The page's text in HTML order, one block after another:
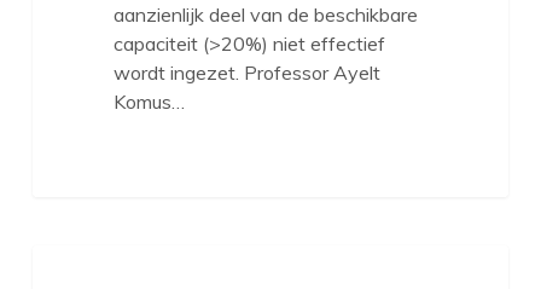
aanzienlijk deel van de beschikbare
capaciteit (>20%) niet effectief
wordt ingezet. Professor Ayelt
Komus…